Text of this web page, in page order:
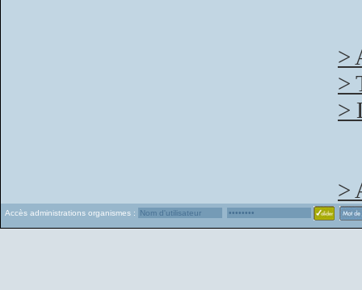
>
>
>
>
Accès administrations organismes :